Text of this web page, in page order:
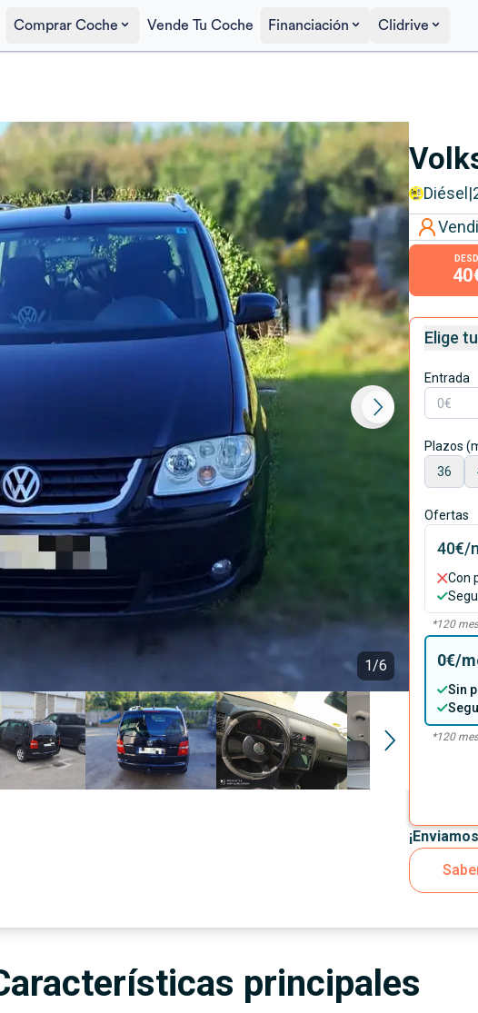
Comprar Coche Vende Tu Coche Financiación Clidrive
1/6
Diésel |
Elige
Entrada
Plazos
36
Ofertas
40€/
Con
*120
0€/
Sin
*120
principales